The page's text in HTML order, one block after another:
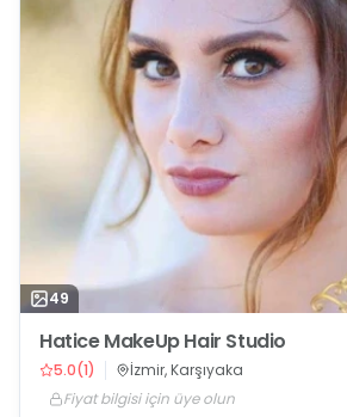
49
Hatice MakeUp Hair Studio
5.0(1)
İzmir, Karşıyaka
Fiyat bilgisi için üye olun